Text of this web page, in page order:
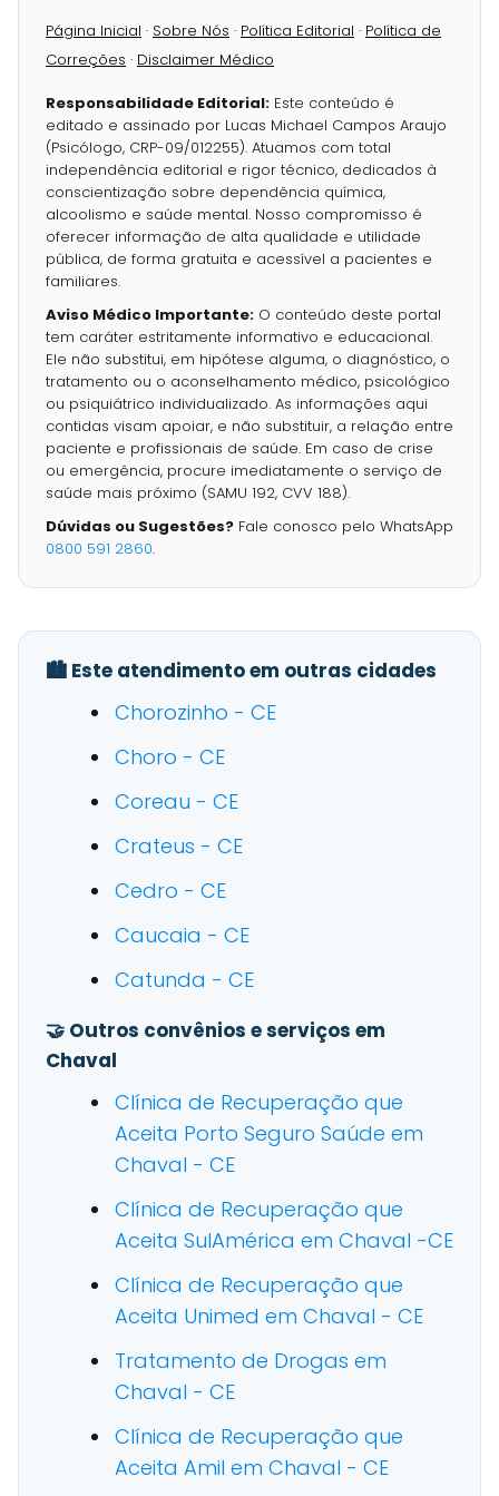
Página Inicial · Sobre Nós · Política Editorial · Política de
Correções · Disclaimer Médico
Responsabilidade Editorial: Este conteúdo é
editado e assinado por Lucas Michael Campos Araujo
(Psicólogo, CRP-09/012255). Atuamos com total
independência editorial e rigor técnico, dedicados à
conscientização sobre dependência química,
alcoolismo e saúde mental. Nosso compromisso é
oferecer informação de alta qualidade e utilidade
pública, de forma gratuita e acessível a pacientes e
familiares.
Aviso Médico Importante: O conteúdo deste portal
tem caráter estritamente informativo e educacional.
Ele não substitui, em hipótese alguma, o diagnóstico, o
tratamento ou o aconselhamento médico, psicológico
ou psiquiátrico individualizado. As informações aqui
contidas visam apoiar, e não substituir, a relação entre
paciente e profissionais de saúde. Em caso de crise
ou emergência, procure imediatamente o serviço de
saúde mais próximo (SAMU 192, CVV 188).
Dúvidas ou Sugestões? Fale conosco pelo WhatsApp
0800 591 2860.
🏙️ Este atendimento em outras cidades
Chorozinho - CE
Choro - CE
Coreau - CE
Crateus - CE
Cedro - CE
Caucaia - CE
Catunda - CE
🤝 Outros convênios e serviços em
Chaval
Clínica de Recuperação que
Aceita Porto Seguro Saúde em
Chaval - CE
Clínica de Recuperação que
Aceita SulAmérica em Chaval -CE
Clínica de Recuperação que
Aceita Unimed em Chaval - CE
Tratamento de Drogas em
Chaval - CE
Clínica de Recuperação que
Aceita Amil em Chaval - CE